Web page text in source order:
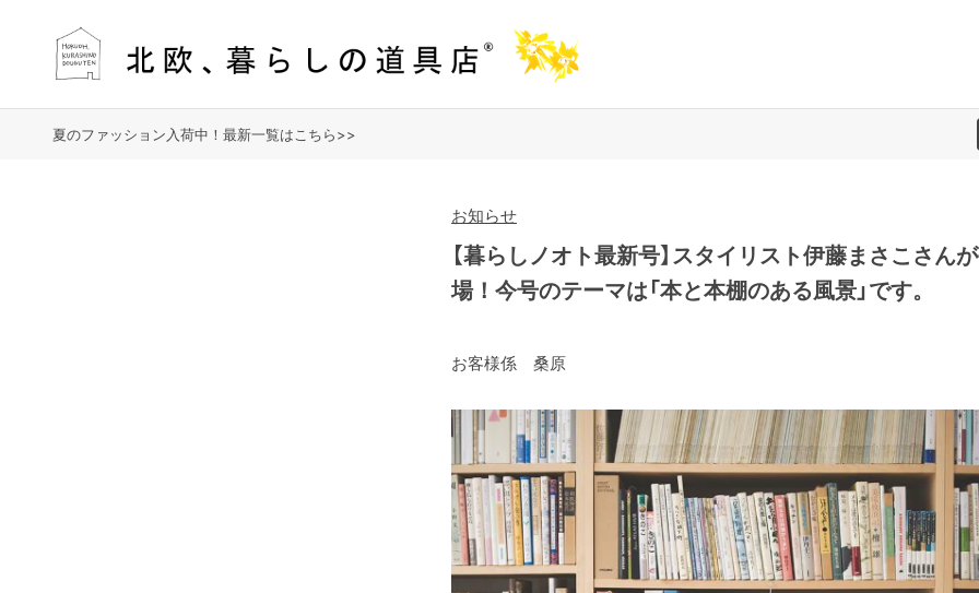
夏のファッション入荷中！最新一覧はこちら>>
お知らせ
【暮らしノオト最新号】スタイリスト伊藤まさこさん
場！今号のテーマは「本と本棚のある風景」です。
お客様係 桑原